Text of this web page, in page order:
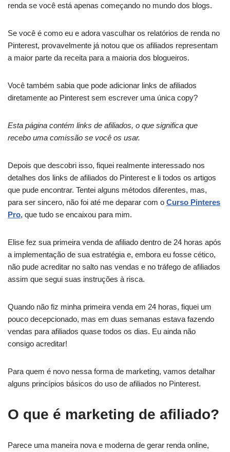
renda se você está apenas começando no mundo dos blogs.
Se você é como eu e adora vasculhar os relatórios de renda no
Pinterest, provavelmente já notou que os afiliados representam
a maior parte da receita para a maioria dos blogueiros.
Você também sabia que pode adicionar links de afiliados
diretamente ao Pinterest sem escrever uma única copy?
Esta página contém links de afiliados, o que significa que
recebo uma comissão se você os usar.
Depois que descobri isso, fiquei realmente interessado nos
detalhes dos links de afiliados do Pinterest e li todos os artigos
que pude encontrar. Tentei alguns métodos diferentes, mas,
para ser sincero, não foi até me deparar com o Curso Pinteres
Pro, que tudo se encaixou para mim.
Elise fez sua primeira venda de afiliado dentro de 24 horas após
a implementação de sua estratégia e, embora eu fosse cético,
não pude acreditar no salto nas vendas e no tráfego de afiliados
assim que segui suas instruções à risca.
Quando não fiz minha primeira venda em 24 horas, fiquei um
pouco decepcionado, mas em duas semanas estava fazendo
vendas para afiliados quase todos os dias. Eu ainda não
consigo acreditar!
Para quem é novo nessa forma de marketing, vamos detalhar
alguns princípios básicos do uso de afiliados no Pinterest.
O que é marketing de afiliado?
Parece uma maneira nova e moderna de gerar renda online,